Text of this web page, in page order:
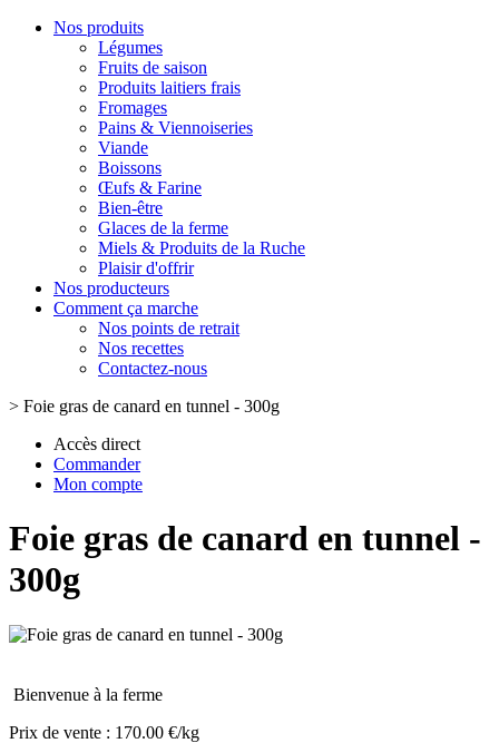
Nos produits
Légumes
Fruits de saison
Produits laitiers frais
Fromages
Pains & Viennoiseries
Viande
Boissons
Œufs & Farine
Bien-être
Glaces de la ferme
Miels & Produits de la Ruche
Plaisir d'offrir
Nos producteurs
Comment ça marche
Nos points de retrait
Nos recettes
Contactez-nous
> Foie gras de canard en tunnel - 300g
Accès direct
Commander
Mon compte
Foie gras de canard en tunnel -
300g
Bienvenue à la ferme
Prix de vente : 170.00 €/kg